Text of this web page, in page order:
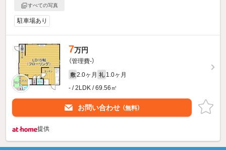
すべての写真
駐車場あり
7万円
（管理費-）
敷 2.0ヶ月 礼 1.0ヶ月
- / 2LDK / 69.56㎡
お問い合わせ （無料）
提供